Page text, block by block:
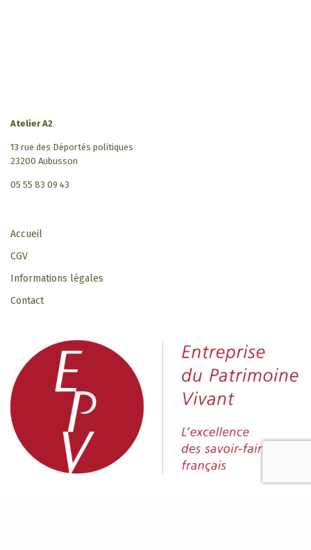
Atelier A2
13 rue des Déportés politiques
23200 Aubusson
05 55 83 09 43
Accueil
CGV
Informations légales
Contact